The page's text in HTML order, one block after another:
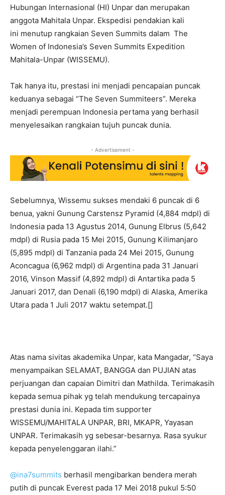
Hubungan Internasional (HI) Unpar dan merupakan
anggota Mahitala Unpar. Ekspedisi pendakian kali
ini menutup rangkaian Seven Summits dalam The
Women of Indonesia’s Seven Summits Expedition
Mahitala-Unpar (WISSEMU).
Tak hanya itu, prestasi ini menjadi pencapaian puncak
keduanya sebagai “The Seven Summiteers”. Mereka
menjadi perempuan Indonesia pertama yang berhasil
menyelesaikan rangkaian tujuh puncak dunia.
- Advertisement -
Sebelumnya, Wissemu sukses mendaki 6 puncak di 6
benua, yakni Gunung Carstensz Pyramid (4,884 mdpl) di
Indonesia pada 13 Agustus 2014, Gunung Elbrus (5,642
mdpl) di Rusia pada 15 Mei 2015, Gunung Kilimanjaro
(5,895 mdpl) di Tanzania pada 24 Mei 2015, Gunung
Aconcagua (6,962 mdpl) di Argentina pada 31 Januari
2016, Vinson Massif (4,892 mdpl) di Antartika pada 5
Januari 2017, dan Denali (6,190 mdpl) di Alaska, Amerika
Utara pada 1 Juli 2017 waktu setempat.[]
Atas nama sivitas akademika Unpar, kata Mangadar, “Saya
menyampaikan SELAMAT, BANGGA dan PUJIAN atas
perjuangan dan capaian Dimitri dan Mathilda. Terimakasih
kepada semua pihak yg telah mendukung tercapainya
prestasi dunia ini. Kepada tim supporter
WISSEMU/MAHITALA UNPAR, BRI, MKAPR, Yayasan
UNPAR. Terimakasih yg sebesar-besarnya. Rasa syukur
kepada penyelenggaran ilahi.”
@ina7summits berhasil mengibarkan bendera merah
putih di puncak Everest pada 17 Mei 2018 pukul 5:50